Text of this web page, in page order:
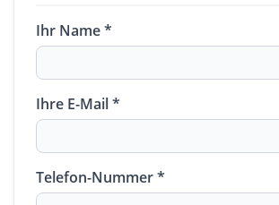
Ihr Name *
Ihre E-Mail *
Telefon-Nummer *